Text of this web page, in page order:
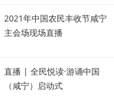
2021年中国农民丰收节咸宁
主会场现场直播
直播 | 全民悦读·游诵中国
（咸宁）启动式